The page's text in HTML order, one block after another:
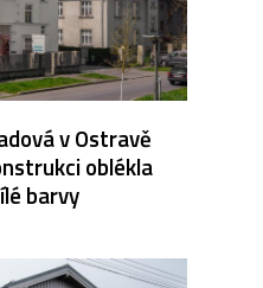
v Ostravě
oblékla
barvy